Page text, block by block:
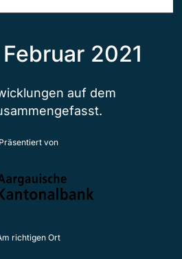
2021
auf dem
Präsentiert von
richtigen Ort